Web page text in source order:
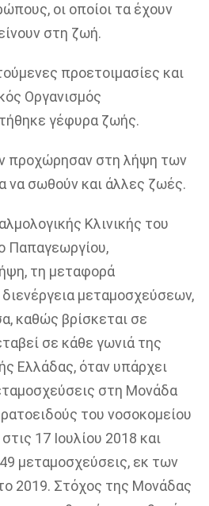
οι οποίοι τα έχουν
στη ζωή.
προετοιμασίες και
Οργανισμός
γέφυρα ζωής.
προχώρησαν στη λήψη των
να σωθούν και άλλες ζωές.
Κλινικής του
Παπαγεωργίου,
τη μεταφορά
μεταμοσχεύσεων,
καθώς βρίσκεται σε
σε κάθε γωνιά της
Ελλάδας, όταν υπάρχει
στη Μονάδα
του νοσοκομείου
17 Ιουλίου 2018 και
μεταμοσχεύσεις, εκ των
2019. Στόχος της Μονάδας